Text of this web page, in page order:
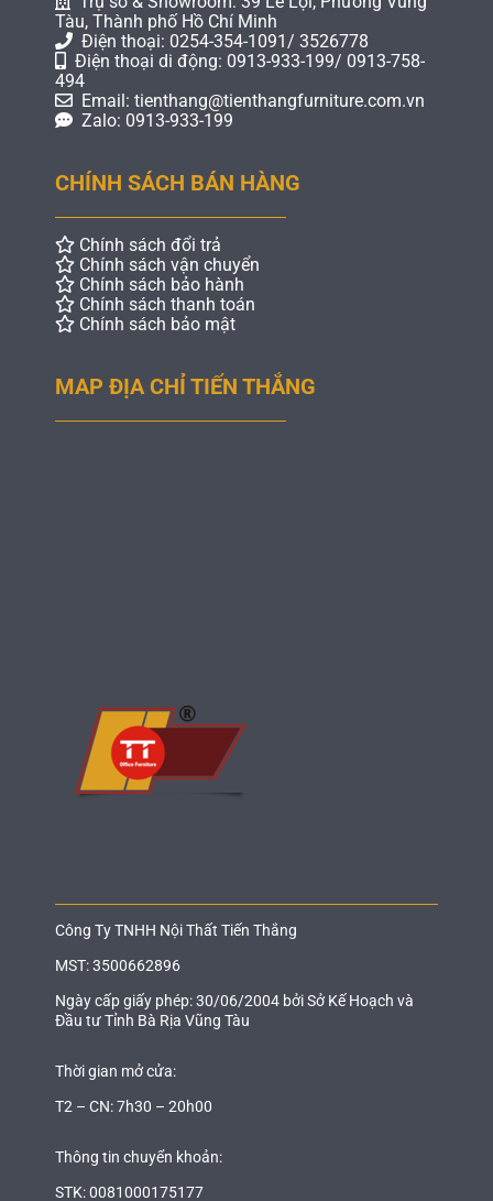
Tàu, Thành phố Hồ Chí Minh
Điện thoại: 0254-354-1091/ 3526778
Điện thoại di động: 0913-933-199/ 0913-758-
494
Email: tienthang@tienthangfurniture.com.vn
Zalo: 0913-933-199
CHÍNH SÁCH BÁN HÀNG
Chính sách đổi trả
Chính sách vận chuyển
Chính sách bảo hành
Chính sách thanh toán
Chính sách bảo mật
MAP ĐỊA CHỈ TIẾN THẮNG
Công Ty TNHH Nội Thất Tiến Thắng
MST: 3500662896
Ngày cấp giấy phép: 30/06/2004 bởi Sở Kế Hoạch và
Đầu tư Tỉnh Bà Rịa Vũng Tàu
Thời gian mở cửa:
T2 – CN: 7h30 – 20h00
Thông tin chuyển khoản:
STK: 0081000175177